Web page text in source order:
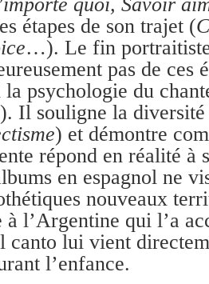
étapes de son trajet (
…). Le fin portraitiste
pas de ces
la psychologie du
). Il souligne la
) et démontre
répond en réalité à
en espagnol ne
nouveaux
à l’Argentine qui l’a
canto lui vient
l’enfance.